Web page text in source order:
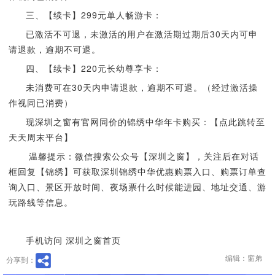
三、【续卡】299元单人畅游卡：
已激活不可退，未激活的用户在激活期过期后30天内可申
请退款，逾期不可退。
四、【续卡】220元长幼尊享卡：
未消费可在30天内申请退款，逾期不可退。（经过激活操
作视同已消费）
现深圳之窗有官网同价的锦绣中华年卡购买：【点此跳转至
天天周末平台】
温馨提示：微信搜索公众号【深圳之窗】，关注后在对话
框回复【锦绣】可获取深圳锦绣中华优惠购票入口、购票订单查
询入口、景区开放时间、夜场票什么时候能进园、地址交通、游
玩路线等信息。
手机访问 深圳之窗首页
分享到： 编辑：窗弟